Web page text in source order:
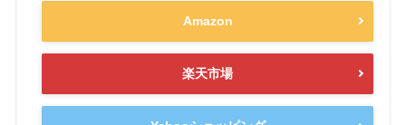
Amazon
楽天市場